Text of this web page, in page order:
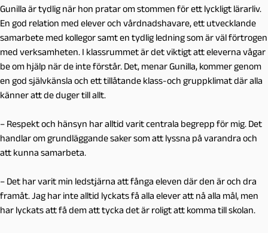
Gunilla är tydlig när hon pratar om stommen för ett lyckligt lärarliv.
En god relation med elever och vårdnadshavare, ett utvecklande
samarbete med kollegor samt en tydlig ledning som är väl förtrogen
med verksamheten. I klassrummet är det viktigt att eleverna vågar
be om hjälp när de inte förstår. Det, menar Gunilla, kommer genom
en god självkänsla och ett tillåtande klass-och gruppklimat där alla
känner att de duger till allt.
– Respekt och hänsyn har alltid varit centrala begrepp för mig. Det
handlar om grundläggande saker som att lyssna på varandra och
att kunna samarbeta.
– Det har varit min ledstjärna att fånga eleven där den är och dra
framåt. Jag har inte alltid lyckats få alla elever att nå alla mål, men
har lyckats att få dem att tycka det är roligt att komma till skolan.